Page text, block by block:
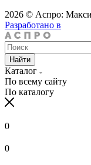
2026 © Аспро:
Разработано в
Найти
Каталог
По всему сайту
По каталогу
0
0